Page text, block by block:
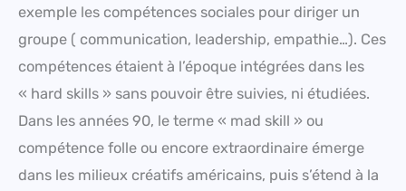
exemple les compétences sociales pour diriger un
groupe ( communication, leadership, empathie…). Ces
compétences étaient à l’époque intégrées dans les
« hard skills » sans pouvoir être suivies, ni étudiées.
Dans les années 90, le terme « mad skill » ou
compétence folle ou encore extraordinaire émerge
dans les milieux créatifs américains, puis s’étend à la